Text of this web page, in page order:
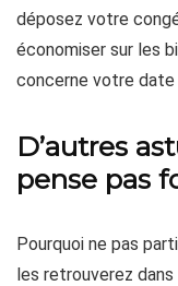
déposez votre
économiser sur les
concerne votre date
D’autres
pense pas
Pourquoi ne pas
les retrouverez